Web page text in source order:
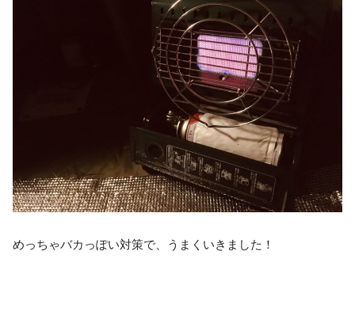
めっちゃバカっぽい対策で、うまくいきました！